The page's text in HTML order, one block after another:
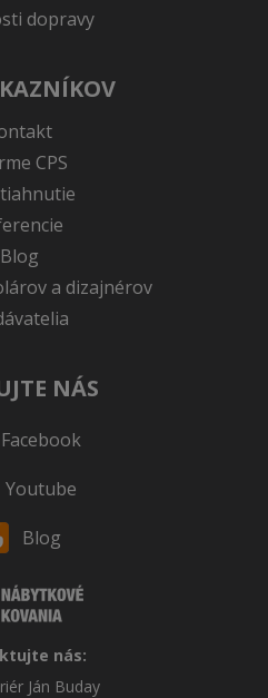
dopravy
CPS
Blog
a dizajnérov
NÁS
Facebook
Youtube
Blog
nás:
Ján Buday